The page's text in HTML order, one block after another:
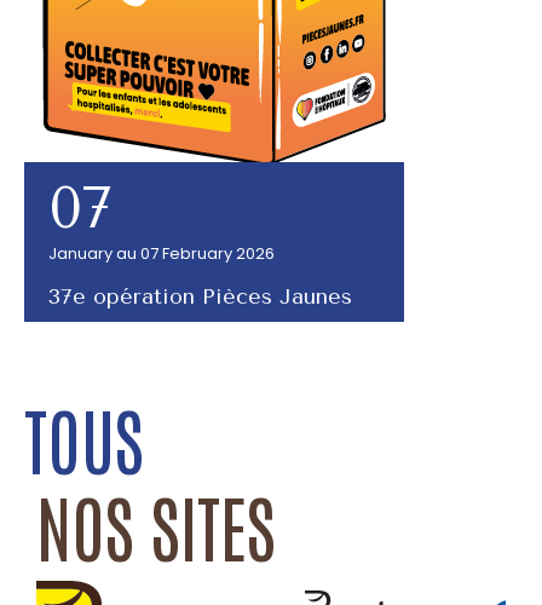
07
January au 07 February 2026
37e opération Pièces Jaunes
TOUS
NOS SITES